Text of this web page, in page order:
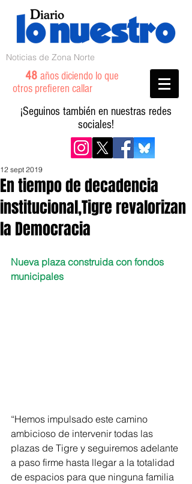
Noticias de Zona Norte
48 años diciendo lo que
otros prefieren callar
¡Seguinos también en nuestras redes
sociales!
En tiempo de decadencia
institucional,Tigre revalorizan
la Democracia
12 sept 2019
Nueva plaza construida con fondos
municipales
“Hemos impulsado este camino
ambicioso de intervenir todas las
plazas de Tigre y seguiremos adelante
a paso firme hasta llegar a la totalidad
de espacios para que ninguna familia